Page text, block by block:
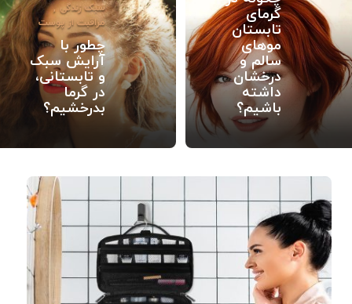
راز داشتن
پوست سالم
در تابستان
چیست؟
راهکارهایی
برای انواع
پوست
ترفندهای زیبایی
چطور رژ لب
را فیکس
کنیم؟ ۷
تکنیک برای
ماندگاری رژ
لب